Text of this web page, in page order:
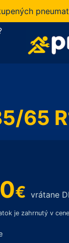
pneumatík v
65
€ vrátane
je zahrnutý v